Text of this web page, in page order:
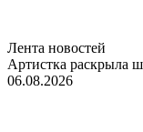
Лента новостей
Артистка раскрыла
06.08.2026